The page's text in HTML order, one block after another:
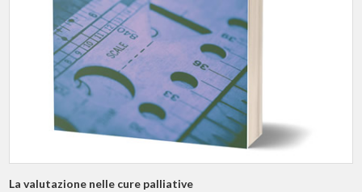
La valutazione nelle cure palliative